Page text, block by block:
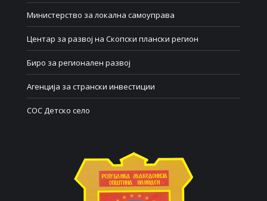
Министерство за локална самоуправа
Центар за развој на Скопски плански регион
Биро за регионален развој
Агенција за странски инвестиции
СОС Детско село